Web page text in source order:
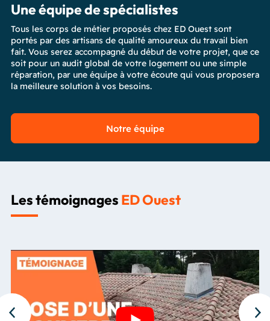
Une équipe de spécialistes
Tous les corps de métier proposés chez ED Ouest sont
portés par des artisans de qualité amoureux du travail bien
fait. Vous serez accompagné du début de votre projet, que ce
soit pour un audit global de votre logement ou une simple
réparation, par une équipe à votre écoute qui vous proposera
la meilleure solution à vos besoins.
Notre équipe
Les témoignages ED Ouest